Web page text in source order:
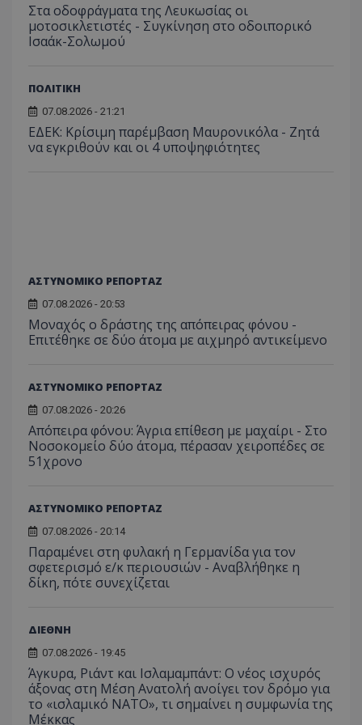
Στα οδοφράγματα της Λευκωσίας οι
μοτοσικλετιστές - Συγκίνηση στο οδοιπορικό
Ισαάκ-Σολωμού
ΠΟΛΙΤΙΚΗ
07.08.2026 - 21:21
ΕΔΕΚ: Κρίσιμη παρέμβαση Μαυρονικόλα - Ζητά
να εγκριθούν και οι 4 υποψηφιότητες
ΑΣΤΥΝΟΜΙΚΟ ΡΕΠΟΡΤΑΖ
07.08.2026 - 20:53
Μοναχός ο δράστης της απόπειρας φόνου -
Επιτέθηκε σε δύο άτομα με αιχμηρό αντικείμενο
ΑΣΤΥΝΟΜΙΚΟ ΡΕΠΟΡΤΑΖ
07.08.2026 - 20:26
Απόπειρα φόνου: Άγρια επίθεση με μαχαίρι - Στο
Νοσοκομείο δύο άτομα, πέρασαν χειροπέδες σε
51χρονο
ΑΣΤΥΝΟΜΙΚΟ ΡΕΠΟΡΤΑΖ
07.08.2026 - 20:14
Παραμένει στη φυλακή η Γερμανίδα για τον
σφετερισμό ε/κ περιουσιών - Αναβλήθηκε η
δίκη, πότε συνεχίζεται
ΔΙΕΘΝΗ
07.08.2026 - 19:45
Άγκυρα, Ριάντ και Ισλαμαμπάντ: Ο νέος ισχυρός
άξονας στη Μέση Ανατολή ανοίγει τον δρόμο για
το «ισλαμικό ΝΑΤΟ», τι σημαίνει η συμφωνία της
Μέκκας
VISITOR_PRIVACY_METADATA
YouTube
.youtube.com
__cf_bm
.onesignal.com